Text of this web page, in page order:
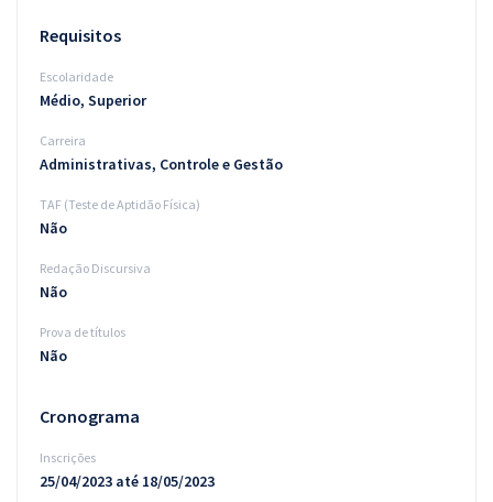
Requisitos
Escolaridade
Médio, Superior
Carreira
Administrativas, Controle e Gestão
TAF (Teste de Aptidão Física)
Não
Redação Discursiva
Não
Prova de títulos
Não
Cronograma
Inscrições
25/04/2023 até 18/05/2023